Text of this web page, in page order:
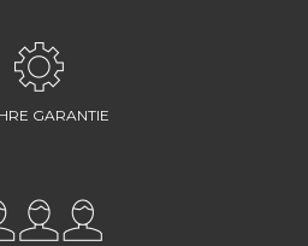
GARANTIE